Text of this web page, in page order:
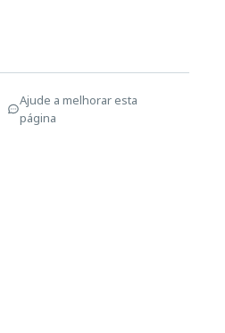
Ajude a melhorar esta
página